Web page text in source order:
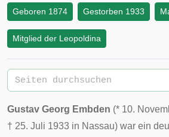
Geboren 1874 Gestorben 1933
Mitglied der Leopoldina
Gustav Georg Embden (* 10.
† 25. Juli 1933 in Nassau) war ein